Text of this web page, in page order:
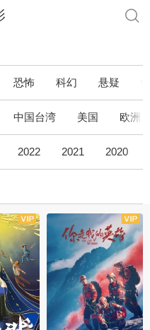
恐怖 科幻 悬疑
中国台湾 美国 欧洲
2022 2021 2020